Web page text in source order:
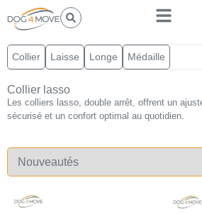
Collier Laisse Longe Médaille
Collier lasso
Les colliers lasso, double arrêt, offrent un
sécurisé et un confort optimal au quotidien.